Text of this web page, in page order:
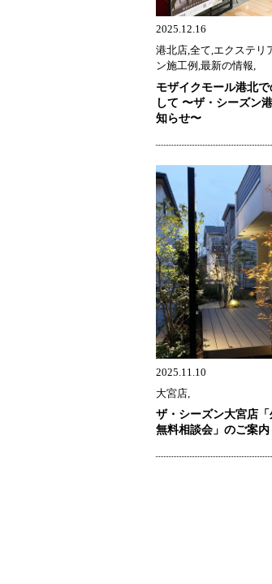
2025.12.16
港北店,全て,エクステリ
ン施工例,最新の情報,
モザイクモール港北
して 〜ザ・シーズン
知らせ〜
2025.11.10
大宮店,
ザ・シーズン大宮店
無料相談会」のご案内